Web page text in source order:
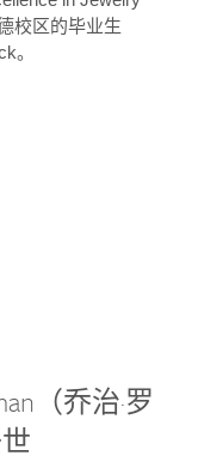
校区的毕业生
。
（乔治·罗